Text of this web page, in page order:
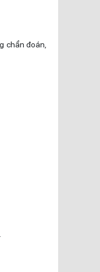
chẩn đoán,